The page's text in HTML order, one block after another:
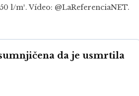
l/m². Vídeo: @LaReferenciaNET.
da je usmrtila